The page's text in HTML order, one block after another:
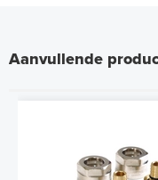
Aanvullende